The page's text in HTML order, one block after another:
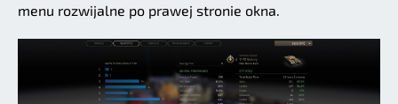
menu rozwijalne po prawej stronie okna.